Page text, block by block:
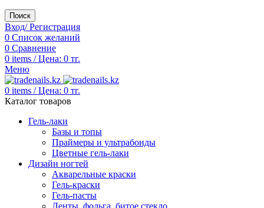
Поиск
Вход/ Регистрация
0 Список желаний
0 Сравнение
0 items / Цена: 0 тг.
Меню
0 items / Цена: 0 тг.
Каталог товаров
Гель-лаки
Базы и топы
Праймеры и ультрабонды
Цветные гель-лаки
Дизайн ногтей
Акварельные краски
Гель-краски
Гель-пасты
Ленты, фольга, битое стекло